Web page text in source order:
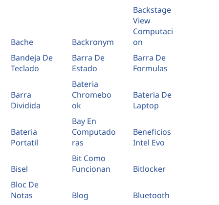
Bache Backronym
Backstage
View
Computaci
on
Bandeja De
Teclado
Barra De
Estado
Barra De
Formulas
Barra
Dividida
Bateria
Chromebo
ok
Bateria De
Laptop
Bateria
Portatil
Bay En
Computado
ras
Beneficios
Intel Evo
Bisel
Bit Como
Funcionan
Bitlocker
Bloc De
Notas
Blog
Bluetooth